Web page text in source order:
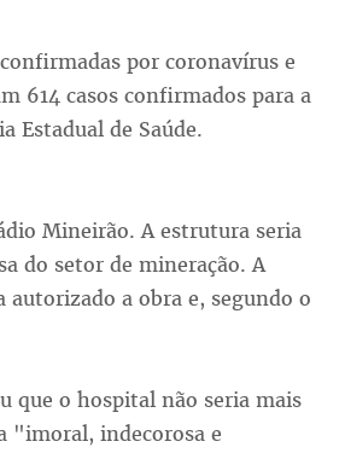
por coronavírus e
614 casos confirmados para a
Estadual de Saúde.
Mineirão. A estrutura seria
do setor de mineração. A
a obra e, segundo o
que o hospital não seria mais
"imoral, indecorosa e